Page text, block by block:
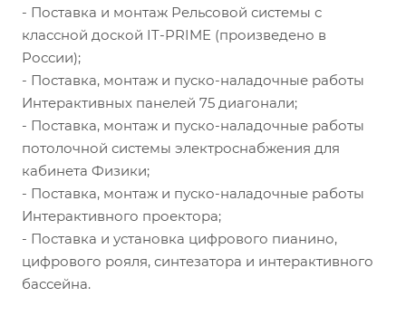
- Поставка и монтаж Рельсовой системы с
классной доской IT-PRIME (произведено в
России);
- Поставка, монтаж и пуско-наладочные работы
Интерактивных панелей 75 диагонали;
- Поставка, монтаж и пуско-наладочные работы
потолочной системы электроснабжения для
кабинета Физики;
- Поставка, монтаж и пуско-наладочные работы
Интерактивного проектора;
- Поставка и установка цифрового пианино,
цифрового рояля, синтезатора и интерактивного
бассейна.